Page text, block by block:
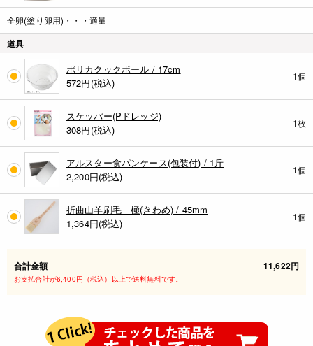
全卵(塗り卵用)・・・適量
道具
ポリカクックボール / 17cm
572円(税込)
1個
スケッパー(Pドレッジ)
308円(税込)
1枚
アルスター食パンケース(包装付) / 1斤
2,200円(税込)
1個
折曲山羊刷毛 極(きわめ) / 45mm
1,364円(税込)
1個
合計金額 11,622円
お支払合計が6,400円（税込）以上で送料無料です。